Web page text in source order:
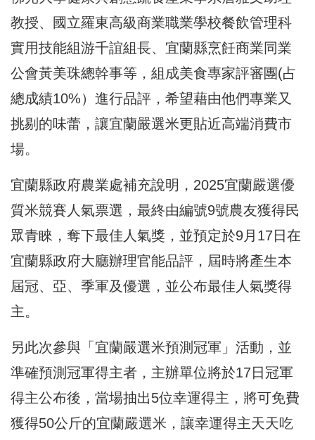
教授、國立羅東高級商業職業學校餐飲管理科
實用技能組游千誼組長、宜蘭縣烹飪商業同業
公會黃美珠總幹事等，組成美食專家評審團(占
總成績10%）進行品評，希望藉由他們專業又
挑剔的味蕾，讓宜蘭嚴選米更貼近高端消費市
場。
宜蘭縣政府農業處補充說明，2025宜蘭嚴選優
質米競賽人氣票選，最終由編號9號農友獲得民
眾青睞，奪下最佳人氣獎，並預定於9月17日在
宜蘭縣政府大廳辦理官能品評，屆時將產生本
屆冠、亞、季軍及優選，並公布最佳人氣獎得
主。
另此次參與「宜蘭嚴選米預測冠軍」活動，並
準確預測冠軍得主者，主辦單位將於17日冠軍
得主公布後，當場抽出5位幸運得主，將可免費
獲得50公斤的宜蘭嚴選米，讓幸運得主天天吃